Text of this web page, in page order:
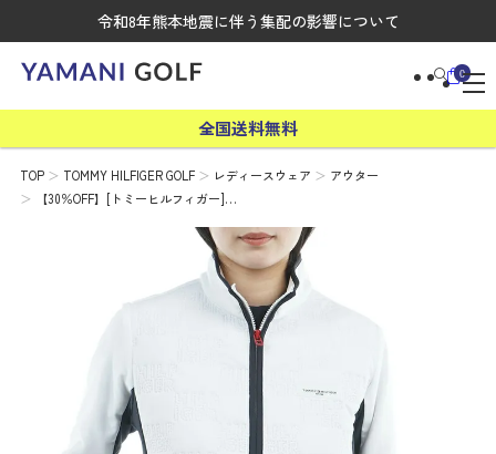
令和8年熊本地震に伴う集配の影響について
0
全国送料無料
TOP TOMMY HILFIGER GOLF レディースウェア
アウター
【30％OFF】[トミーヒルフィガー]…